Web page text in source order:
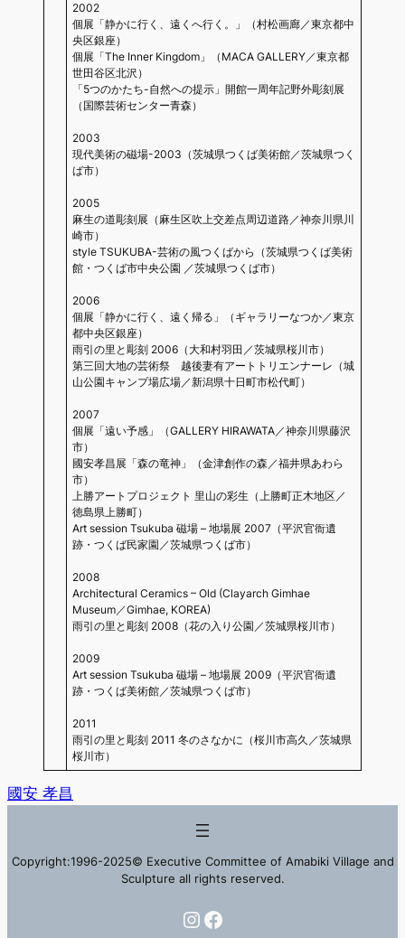
2002
個展「静かに行く、遠くへ行く。」（村松画廊／東京都中
央区銀座）
個展「The Inner Kingdom」（MACA GALLERY／東京都
世田谷区北沢）
「5つのかたち-自然への提示」開館一周年記野外彫刻展
（国際芸術センター青森）
2003
現代美術の磁場-2003（茨城県つくば美術館／茨城県つく
ば市）
2005
麻生の道彫刻展（麻生区吹上交差点周辺道路／神奈川県川
崎市）
style TSUKUBA-芸術の風つくばから（茨城県つくば美術
館・つくば市中央公園 ／茨城県つくば市）
2006
個展「静かに行く、遠く帰る」（ギャラリーなつか／東京
都中央区銀座）
雨引の里と彫刻 2006（大和村羽田／茨城県桜川市）
第三回大地の芸術祭 越後妻有アートトリエンナーレ（城
山公園キャンプ場広場／新潟県十日町市松代町）
2007
個展「遠い予感」（GALLERY HIRAWATA／神奈川県藤沢
市）
國安孝昌展「森の竜神」（金津創作の森／福井県あわら
市）
上勝アートプロジェクト 里山の彩生（上勝町正木地区／
徳島県上勝町）
Art session Tsukuba 磁場 – 地場展 2007（平沢官衙遺
跡・つくば民家園／茨城県つくば市）
2008
Architectural Ceramics – Old (Clayarch Gimhae
Museum／Gimhae, KOREA)
雨引の里と彫刻 2008（花の入り公園／茨城県桜川市）
2009
Art session Tsukuba 磁場 – 地場展 2009（平沢官衙遺
跡・つくば美術館／茨城県つくば市）
2011
雨引の里と彫刻 2011 冬のさなかに（桜川市高久／茨城県
桜川市）
國安 孝昌
Copyright:1996-2025© Executive Committee of Amabiki Village and
Sculpture all rights reserved.
Instagram
Facebook